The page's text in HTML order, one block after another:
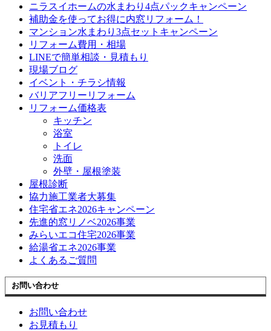
ニラスイホームの水まわり4点パックキャンペーン
補助金を使ってお得に内窓リフォーム！
マンション水まわり3点セットキャンペーン
リフォーム費用・相場
LINEで簡単相談・見積もり
現場ブログ
イベント・チラシ情報
バリアフリーリフォーム
リフォーム価格表
キッチン
浴室
トイレ
洗面
外壁・屋根塗装
屋根診断
協力施工業者大募集
住宅省エネ2026キャンペーン
先進的窓リノベ2026事業
みらいエコ住宅2026事業
給湯省エネ2026事業
よくあるご質問
お問い合わせ
お問い合わせ
お見積もり